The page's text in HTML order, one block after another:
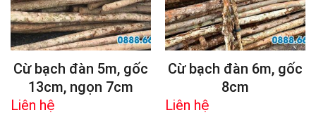
Cừ bạch đàn 5m, gốc
13cm, ngọn 7cm
Liên hệ
Cừ bạch đàn 6m, gốc
8cm
Liên hệ